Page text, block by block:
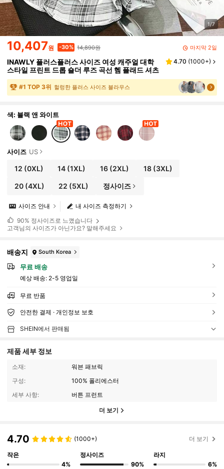
1/7
10,407원 -30% 14,890원 마지막 2일
INAWLY 플러스플러스 사이즈 여성 캐주얼 대학
스타일 프린트 드롭 숄더 루즈 곡선 헴 플래드 셔츠
4.70 (1000+)
#1 TOP 3위 헐렁한 플러스 사이즈 블라우스
색: 블랙 앤 와이트
사이즈 US
12 (0XL) 14 (1XL) 16(2XL) 18(3XL)
20(4XL) 22 (5XL) 정사이즈
내 사이즈 측정하기
사이즈 안내
90% 정사이즈로 느꼈습니다
고객님의 사이즈가 아닌가요? 말해주세요
배송지 South Korea
무료 배송
예상 배송: 2-5 영업일
무료 반품
안전한 결제 · 개인정보 보호
SHEIN에서 판매됨
제품 세부 정보
소재:
워븐 패브릭
구성:
100% 폴리에스터
세부 사항:
버튼 프런트
더 보기
4.70 (1000+) 더 보기
작은
4%
정사이즈
90%
라지
6%